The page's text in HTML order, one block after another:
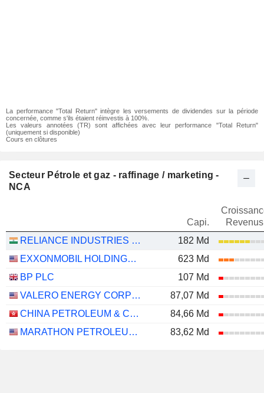
La performance "Total Return" intègre les versements de dividendes sur la période
concernée, comme s'ils étaient réinvestis à 100%.
Les valeurs annotées (TR) sont affichées avec leur performance "Total Return"
(uniquement si disponible)
Cours en clôtures
Secteur Pétrole et gaz - raffinage / marketing -
NCA
Capi.
Revenus
RELIANCE INDUSTRIES LTD
182 Md
EXXONMOBIL HOLDINGS CORPORATION
623 Md
BP PLC
107 Md
VALERO ENERGY CORPORATION
87,07 Md
CHINA PETROLEUM & CHEMICAL CORPORATION
84,66 Md
MARATHON PETROLEUM CORPORATION
83,62 Md